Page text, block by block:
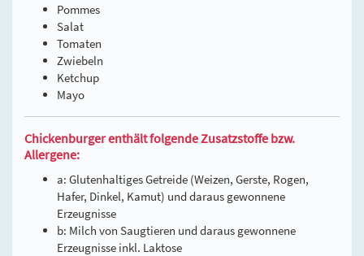
Pommes
Salat
Tomaten
Zwiebeln
Ketchup
Mayo
Chickenburger enthält folgende Zusatzstoffe bzw.
Allergene:
a: Glutenhaltiges Getreide (Weizen, Gerste, Rogen,
Hafer, Dinkel, Kamut) und daraus gewonnene
Erzeugnisse
b: Milch von Saugtieren und daraus gewonnene
Erzeugnisse inkl. Laktose